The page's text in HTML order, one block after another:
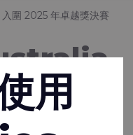
圍 2025 年卓越獎決賽
越獎
用